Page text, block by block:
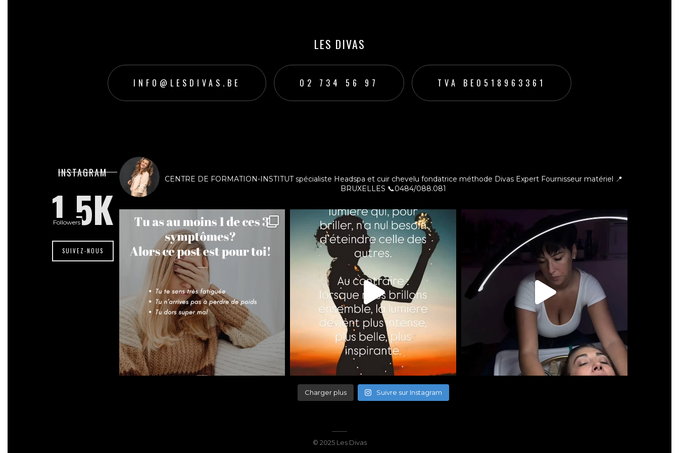
LES DIVAS
INFO@LESDIVAS.BE 02 734 56 97 TVA BE0518963361
INSTAGRAM
1.5K
Followers
SUIVEZ-NOUS
CENTRE DE FORMATION-INSTITUT spécialiste Headspa et cuir chevelu fondatrice méthode Divas ExpertFournisseur matériel 📍
BRUXELLES 📞0484/088.081
Charger plus Suivre sur Instagram
© 2025 Les Divas